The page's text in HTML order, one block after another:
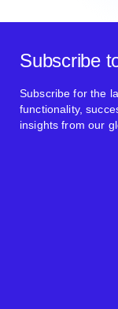
Subscribe
Subscribe for the
functionality,
insights from our